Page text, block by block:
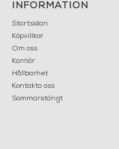
INFORMATION
Startsidan
Köpvillkor
Om oss
Karriär
Hållbarhet
Kontakta oss
Sommarstängt